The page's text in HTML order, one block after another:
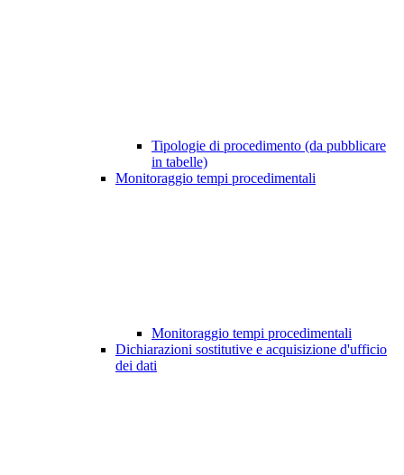
Tipologie di procedimento (da pubblicare
in tabelle)
Monitoraggio tempi procedimentali
Monitoraggio tempi procedimentali
Dichiarazioni sostitutive e acquisizione d'ufficio
dei dati